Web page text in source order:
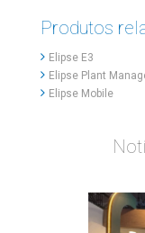
Produtos
Elipse E3
Elipse Plant
Elipse Mobile